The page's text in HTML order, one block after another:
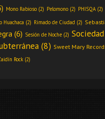
Mono Rabioso (2) Pelomono (2) PHISQA (2)
Huachaca (2) Rimado de Ciudad (2)
(6) Sesión de Noche (2) Sociedad
(8) Sweet Mary
Rock (2)